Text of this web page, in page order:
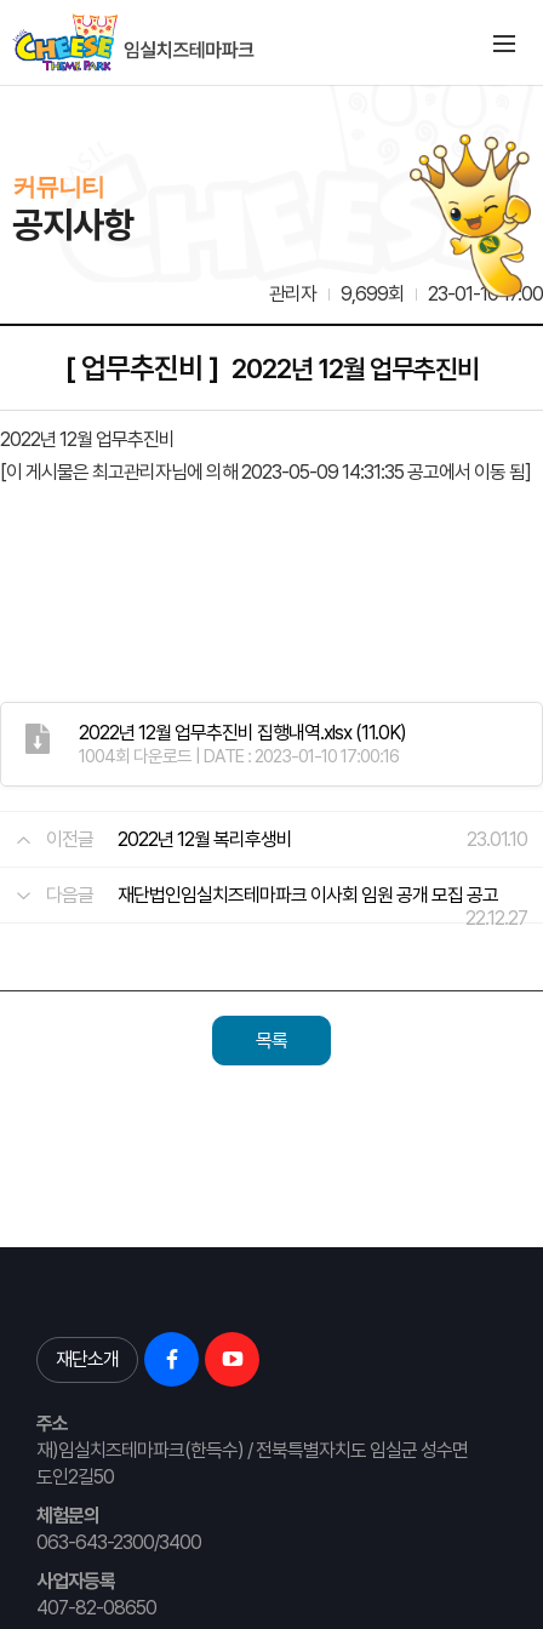
커뮤니티
공지사항
관리자 9,699회 23-01-10 17:00
[ 업무추진비 ] 2022년 12월 업무추진비
2022년 12월 업무추진비
[이 게시물은 최고관리자님에 의해 2023-05-09 14:31:35 공고에서 이동 됨]
2022년 12월 업무추진비 집행내역.xlsx(11.0K)
1004회 다운로드 | DATE : 2023-01-10 17:00:16
이전글 2022년 12월 복리후생비 23.01.10
다음글
재단법인임실치즈테마파크 이사회 임원 공개 모집 공고
22.12.27
목록
재단소개
주소
재)임실치즈테마파크(한득수) / 전북특별자치도 임실군 성수면
도인2길50
체험문의
063-643-2300/3400
사업자등록
407-82-08650